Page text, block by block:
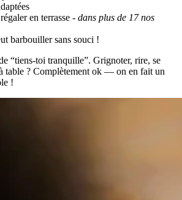
en terrasse - dans plus de 17 nos
barbouiller sans souci !
“tiens-toi tranquille”. Grignoter, rire, se
table ? Complètement ok — on en fait un
!